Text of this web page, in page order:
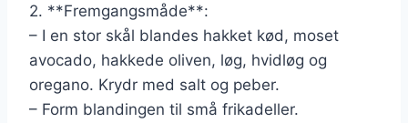
2. **Fremgangsmåde**:
– I en stor skål blandes hakket kød, moset
avocado, hakkede oliven, løg, hvidløg og
oregano. Krydr med salt og peber.
– Form blandingen til små frikadeller.